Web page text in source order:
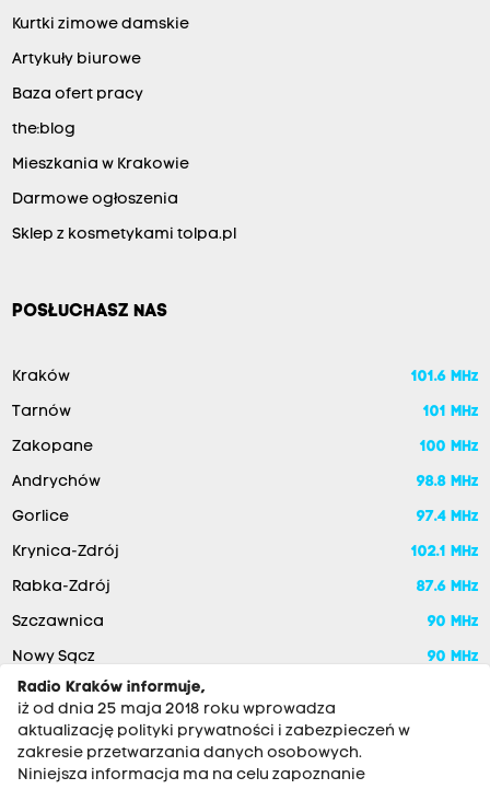
Kurtki zimowe damskie
Artykuły biurowe
Baza ofert pracy
the:blog
Mieszkania w Krakowie
Darmowe ogłoszenia
Sklep z kosmetykami tolpa.pl
POSŁUCHASZ NAS
Kraków 101.6 MHz
Tarnów 101 MHz
Zakopane 100 MHz
Andrychów 98.8 MHz
Gorlice 97.4 MHz
Krynica-Zdrój 102.1 MHz
Rabka-Zdrój 87.6 MHz
Szczawnica 90 MHz
Nowy Sącz
90 MHz
Radio Kraków informuje,
iż od dnia 25 maja 2018 roku wprowadza
aktualizację polityki prywatności i zabezpieczeń w
zakresie przetwarzania danych osobowych.
Niniejsza informacja ma na celu zapoznanie